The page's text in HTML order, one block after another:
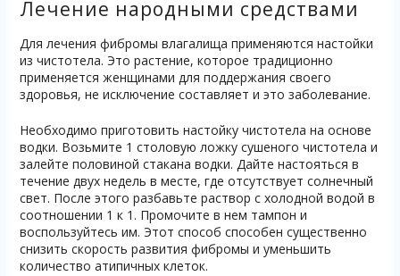
Лечение народными средствами
Для лечения фибромы влагалища применяются настойки
из чистотела. Это растение, которое традиционно
применяется женщинами для поддержания своего
здоровья, не исключение составляет и это заболевание.
Необходимо приготовить настойку чистотела на основе
водки. Возьмите 1 столовую ложку сушеного чистотела и
залейте половиной стакана водки. Дайте настояться в
течение двух недель в месте, где отсутствует солнечный
свет. После этого разбавьте раствор с холодной водой в
соотношении 1 к 1. Промочите в нем тампон и
воспользуйтесь им. Этот способ способен существенно
снизить скорость развития фибромы и уменьшить
количество атипичных клеток.